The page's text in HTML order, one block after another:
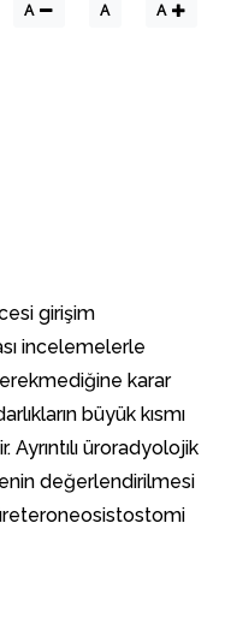
A A A
girişim
incelemelerle
karar
büyük kısmı
üroradyolojik
değerlendirilmesi